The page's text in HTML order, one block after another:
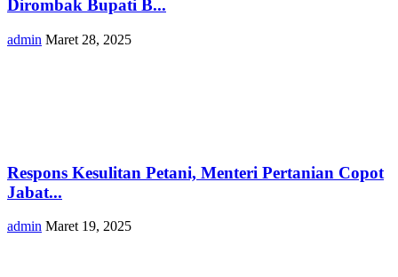
Dirombak Bupati B...
admin Maret 28, 2025
Respons Kesulitan Petani, Menteri Pertanian Copot
Jabat...
admin Maret 19, 2025